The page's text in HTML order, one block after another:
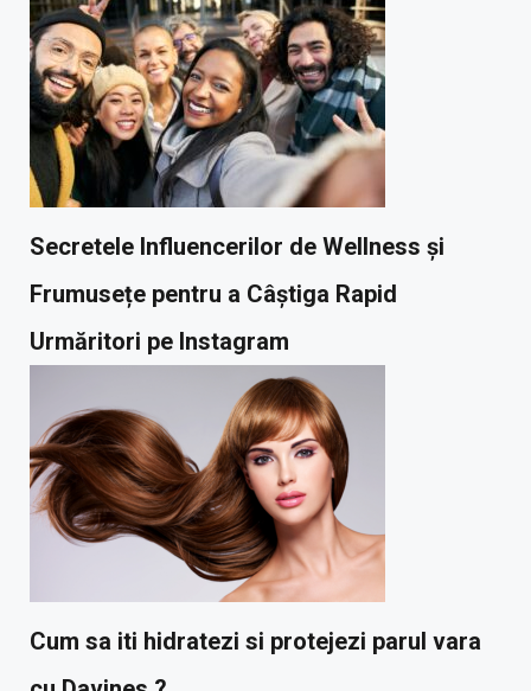
Secretele Influencerilor de Wellness și
Frumusețe pentru a Câștiga Rapid
Urmăritori pe Instagram
Cum sa iti hidratezi si protejezi parul vara